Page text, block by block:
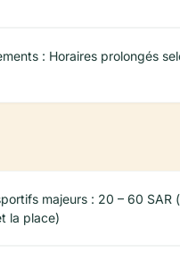
: Horaires prolongés
majeurs : 20 – 60 SAR
la place)